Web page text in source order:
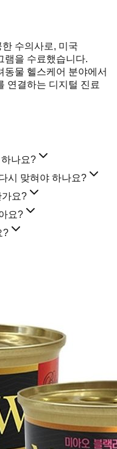
수의사로, 미국
램을 수료했습니다.
동물 헬스케어 분야에서
연결하는 디지털 진료
나요?
시 맞혀야 하나요?
가요?
요?
?